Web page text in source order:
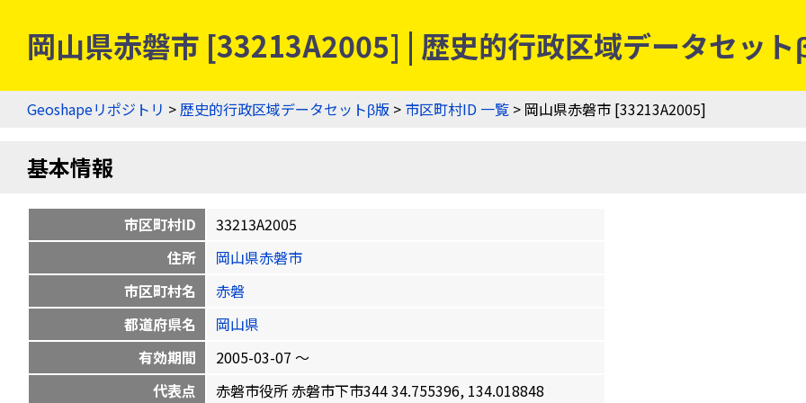
岡山県赤磐市 [33213A2005] | 歴史的行政区域データセット
Geoshapeリポジトリ >歴史的行政区域データセットβ版 > 市区町村ID 一覧 > 岡山県赤磐市 [33213A2005]
基本情報
市区町村ID
33213A2005
住所
岡山県赤磐市
市区町村名
赤磐
都道府県名
岡山県
有効期間
2005-03-07 〜
代表点
赤磐市役所 赤磐市下市344 34.755396, 134.018848